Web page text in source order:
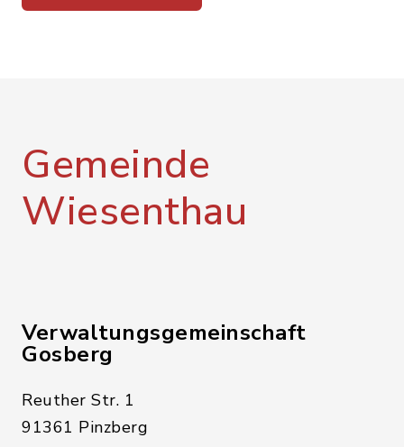
Gemeinde
Wiesenthau
Verwaltungsgemeinschaft
Gosberg
Reuther Str. 1
91361 Pinzberg